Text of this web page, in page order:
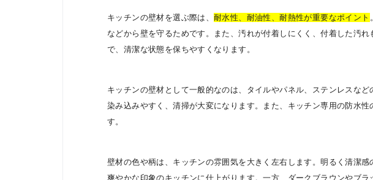
キッチンの壁材を選ぶ際は、耐水性、耐油性、耐熱性が重要なポイント
などから壁を守るためです。また、汚れが付着しにくく、付着した汚れ
で、清潔な状態を保ちやすくなります。
キッチンの壁材として一般的なのは、タイルやパネル、ステンレスなど
染み込みやすく、清掃が大変になります。また、キッチン専用の防水
す。
壁材の色や柄は、キッチンの雰囲気を大きく左右します。明るく清潔感
爽やかな印象のキッチンに仕上がります。一方、ダークブラウンやブ